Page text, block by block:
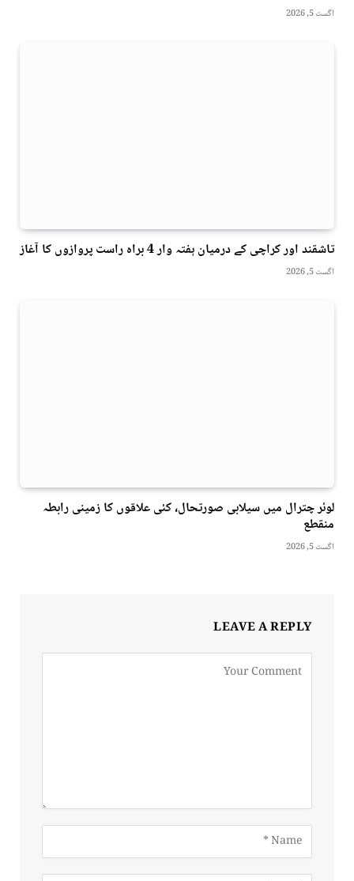
اگست 5, 2026
تاشقند اور کراچی کے درمیان ہفتہ وار 4 براہ راست پروازوں کا آغاز
اگست 5, 2026
لوئر چترال میں سیلابی صورتحال، کئی علاقوں کا زمینی رابطہ
منقطع
اگست 5, 2026
LEAVE A REPLY